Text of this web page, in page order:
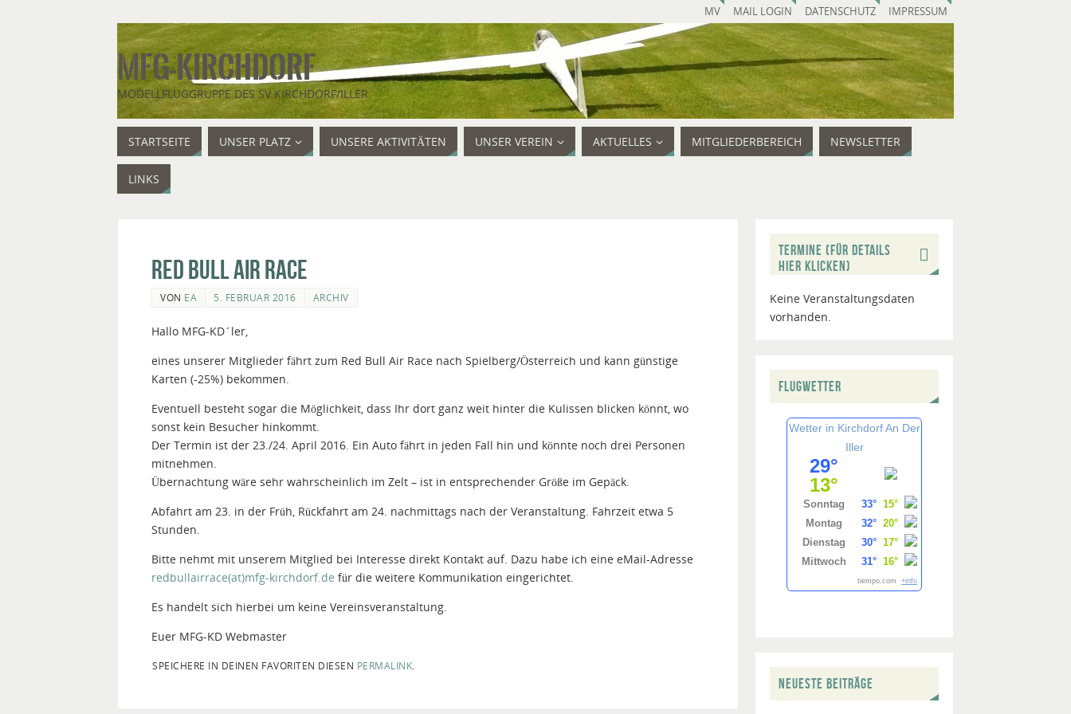
MV MAIL LOGIN DATENSCHUTZ IMPRESSUM
MFG-KIRCHDORF
MODELLFLUGGRUPPE DES SV KIRCHDORF/ILLER
STARTSEITE UNSER PLATZ UNSERE AKTIVITÄTEN UNSER VEREIN AKTUELLES MITGLIEDERBEREICH NEWSLETTER
LINKS
Red Bull Air Race
VON EA 5. FEBRUAR 2016 ARCHIV
Hallo MFG-KD´ler,
eines unserer Mitglieder fährt zum Red Bull Air Race nach Spielberg/Österreich und kann günstige
Karten (-25%) bekommen.
Eventuell besteht sogar die Möglichkeit, dass Ihr dort ganz weit hinter die Kulissen blicken könnt, wo
sonst kein Besucher hinkommt.
Der Termin ist der 23./24. April 2016. Ein Auto fährt in jeden Fall hin und könnte noch drei Personen
mitnehmen.
Übernachtung wäre sehr wahrscheinlich im Zelt – ist in entsprechender Größe im Gepäck.
Abfahrt am 23. in der Früh, Rückfahrt am 24. nachmittags nach der Veranstaltung. Fahrzeit etwa 5
Stunden.
Bitte nehmt mit unserem Mitglied bei Interesse direkt Kontakt auf. Dazu habe ich eine eMail-Adresse
redbullairrace(at)mfg-kirchdorf.de für die weitere Kommunikation eingerichtet.
Es handelt sich hierbei um keine Vereinsveranstaltung.
Euer MFG-KD Webmaster
SPEICHERE IN DEINEN FAVORITEN DIESEN PERMALINK
TERMINE (FÜR DETAILS
HIER KLICKEN)
Keine Veranstaltungsdaten
vorhanden.
FLUGWETTER
Wetter in Kirchdorf An Der
Iller
29°
13°
Sonntag 33° 15°
Montag
32° 20°
Dienstag
30° 17°
Mittwoch
31° 16°
tiempo.com +info
NEUESTE BEITRÄGE